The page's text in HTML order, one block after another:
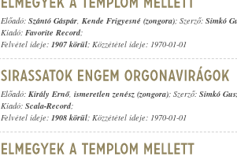
Előadó: Szántó Gáspár, Kende Frigyesné (zongora); Szerző: Simkó
Kiadó: Favorite Record;
Felvétel ideje: 1907 körül; Közzététel ideje: 1970-01-01
Előadó: Király Ernő, ismeretlen zenész (zongora); Szerző: Simkó
Kiadó: Scala-Record;
Felvétel ideje: 1908 körül; Közzététel ideje: 1970-01-01